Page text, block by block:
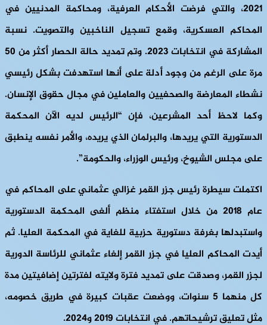
2021، والتي فرضت الأحكام العرفية، ومحاكمة المدنيين في
المحاكم العسكرية، وقمع تسجيل الناخبين والتصويت. نسبة
المشاركة في انتخابات 2023. وتم تمديد حالة الحصار أكثر من 50
مرة على الرغم من وجود أدلة على أنها استهدفت بشكل رئيسي
نشطاء المعارضة والصحفيين والعاملين في مجال حقوق الإنسان.
وكما لاحظ أحد المشرعين، فإن “الرئيس لديه الآن المحكمة
الدستورية التي يريدها، والبرلمان الذي يريده، والأمر نفسه ينطبق
على مجلس الشيوخ، ورئيس الوزراء، والحكومة”.
اكتملت سيطرة رئيس جزر القمر غزالي عثماني على المحاكم في
عام 2018 من خلال استفتاء منظم ألغى المحكمة الدستورية
واستبدلها بغرفة دستورية حزبية للغاية في المحكمة العليا. ثم
أيدت المحاكم العليا في جزر القمر إلغاء عثماني للرئاسة الدورية
لجزر القمر، وصدقت على تمديد فترة ولايته لفترتين إضافيتين مدة
كل منهما 5 سنوات، ووضعت عقبات كبيرة في طريق خصومه،
مثل تعليق ترشيحاتهم. في انتخابات 2019 و2024.